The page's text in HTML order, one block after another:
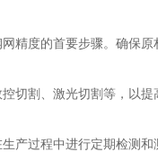
精度的首要步骤。确保
切割、激光切割等，以
产过程中进行定期检测